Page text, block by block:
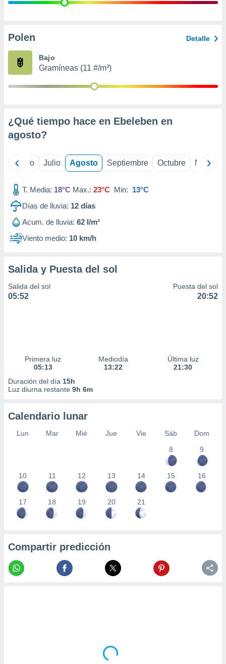
e
publicidad
Polen Detalle
Bajo
Gramíneas (11 #/m³)
¿Qué tiempo hace en Ebeleben en
agosto?
Junio Julio Agosto Septiembre Octubre
T. Media: 18°C Max.: 23°C Min: 13°C
Días de lluvia: 12 días
Acum. de lluvia: 62 l/m²
Viento medio: 10 km/h
Salida y Puesta del sol
Salida del sol
05:52
Puesta del sol
20:52
Primera luz
05:13
Mediodía
13:22
Última luz
21:30
Duración del día 15h
Luz diurna restante 9h 6m
Calendario lunar
Lun Mar Mié Jue Vie Sáb
Dom
8
9
10 11 12 13 14 15 16
17 18 19 20 21
Compartir predicción